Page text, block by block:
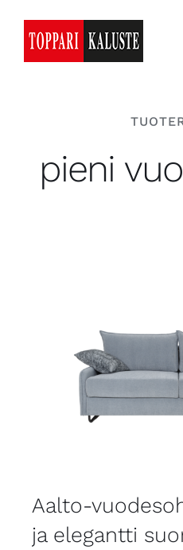
content
pieni
Aalto-
ja elegantti